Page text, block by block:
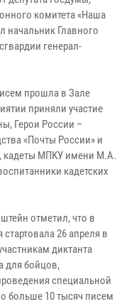
комитета «Наша
начальник Главного
генерал-
прошла в Зале
приняли участие
Герои России –
«Почты России» и
кадеты МПКУ имени М.А.
кадетских
отметил, что в
26 апреля в
диктанта
для бойцов,
специальной
больше 10 тысяч писем